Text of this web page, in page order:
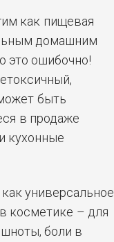
как пищевая
домашним
это ошибочно!
быть
в продаже
кухонные
универсальное
косметике – для
боли в